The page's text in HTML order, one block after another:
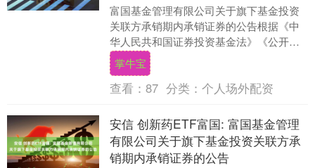
富国基金管理有限公司关于旗下基金投资
关联方承销期内承销证券的公告根据《中
华人民共和国证券投资基金法》《公开募
集证券投资基金运作管理办法》《公开募
集证券投资基金信....
掌牛宝
查看： 87 分类： 个人场外配资
安信 创新药ETF富国: 富国基金管理
有限公司关于旗下基金投资关联方承
销期内承销证券的公告